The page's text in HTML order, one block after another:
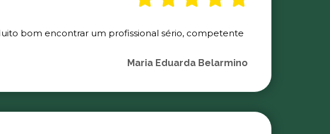
bom encontrar um profissional sério, competente
Maria Eduarda Belarmino